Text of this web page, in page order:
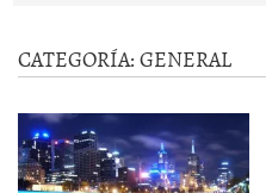
CATEGORÍA:GENERAL